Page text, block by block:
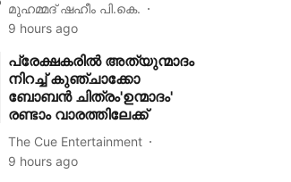
മുഹമ്മദ് ഷഹീം പി.കെ.
9 hours ago
പ്രേക്ഷകരിൽ അത്യുന്മാദം
നിറച്ച് കുഞ്ചാക്കോ
ബോബൻ ചിത്രം'ഉന്മാദം'
രണ്ടാം വാരത്തിലേക്ക്
The Cue Entertainment
9 hours ago